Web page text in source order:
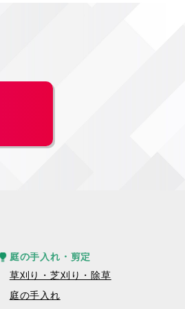
庭の手入れ・剪定
草刈り・芝刈り・除草
庭の手入れ